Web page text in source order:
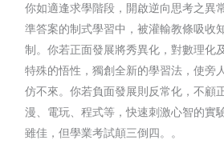
你如適逢求學階段，開啟逆向思考之異
準答案的制式學習中，被灌輸教條吸收
制。你若正面發展將秀異化，對數理化
特殊的悟性，獨創全新的學習法，使旁
仿不來。你若負面發展則反常化，不顧
漫、電玩、程式等，快速刺激心智的實
雖佳，但學業考試顛三倒四。。